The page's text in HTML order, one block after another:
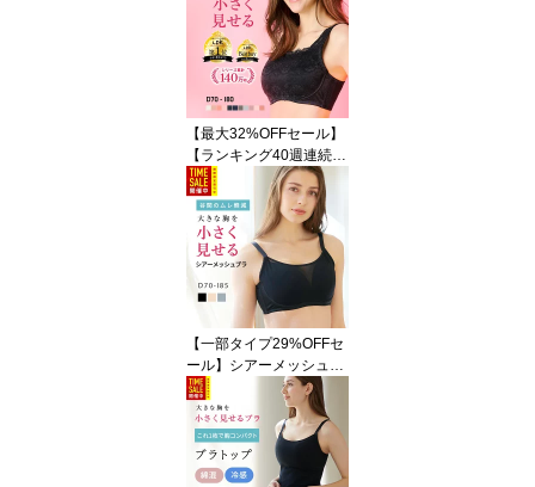
対応 前開きでラクに授乳
ノンワイヤーで垂れ防止
産前産後 下着 マタニテ
ィブラ 累計27万枚突破
敏感肌対応 ナイトブラ兼
用 妊婦 ブラジャー 大き
いサイズ
【最大32%OFFセール】
【ランキング40週連続1
位！胸を小さく見せるブ
ラ】累計140万枚突破！
小さく見せるブラ ボリュ
ームダウン ブラジャー
大きい胸 胸のボリューム
をおさえるブラ 補正下着
着痩せブラ ルルスマート
【一部タイプ29%OFFセ
ール】シアーメッシュブ
ラ 小さく見せるブラジャ
ー 通気性 軽やかフィッ
ト 着痩せブラ ワイヤー
入り 苦しくない シアー
メッシュブラ 補正下着